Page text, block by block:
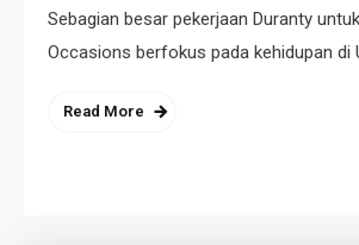
Sebagian besar pekerjaan Duranty
Occasions berfokus pada kehidupan di
Read More